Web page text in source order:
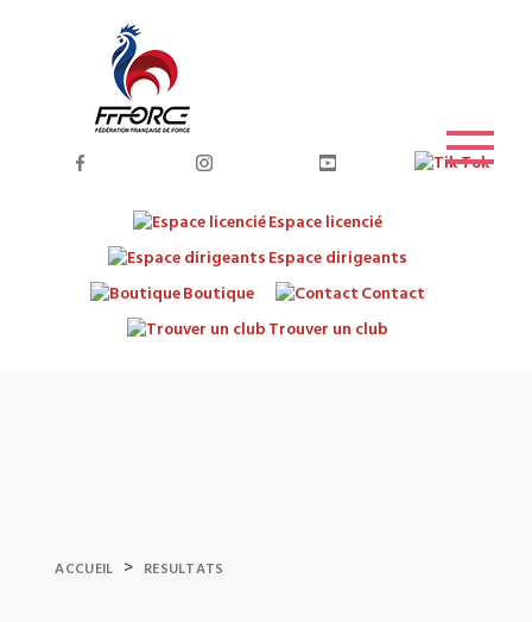
Espace licencié
Espace dirigeants
Boutique
Contact
Trouver un club
ACCUEIL > RESULTATS